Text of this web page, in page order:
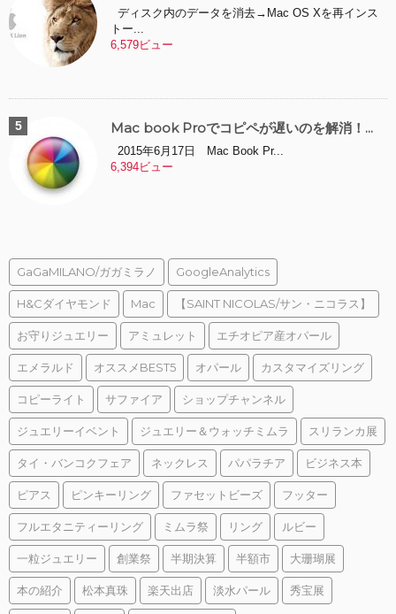
ディスク内のデータを消去→Mac OS Xを再インス
トー...
6,579ビュー
Mac book Proでコピペが遅いのを解消！...
2015年6月17日 Mac Book Pr...
6,394ビュー
GaGaMILANO/ガガミラノ GoogleAnalytics
H&Cダイヤモンド Mac 【SAINT NICOLAS/サン・ニコラス】
お守りジュエリー アミュレット エチオピア産オパール
エメラルド オススメBEST5 オパール カスタマイズリング
コピーライト サファイア ショップチャンネル
ジュエリーイベント ジュエリー＆ウォッチミムラ スリランカ展
タイ・バンコクフェア ネックレス パパラチア ビジネス本
ピアス ピンキーリング ファセットビーズ フッター
フルエタニティーリング ミムラ祭 リング ルビー
一粒ジュエリー 創業祭 半期決算 半額市 大珊瑚展
本の紹介 松本真珠 楽天出店 淡水パール 秀宝展